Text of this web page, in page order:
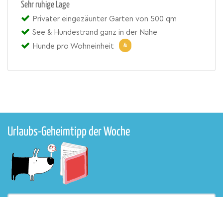
Sehr ruhige Lage
Privater eingezäunter Garten von 500 qm
See & Hundestrand ganz in der Nähe
Hunde pro Wohneinheit
4
Urlaubs-Geheimtipp der Woche